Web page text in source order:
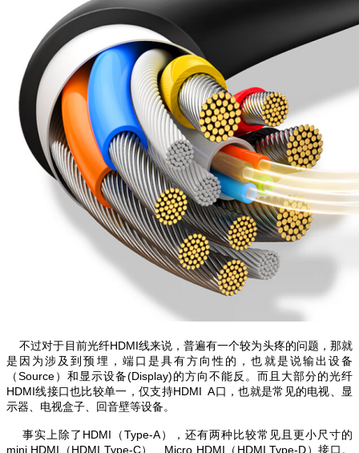
不过对于目前光纤HDMI线来说，普遍有一个较为头疼的问题，那就
是因为涉及到预埋，端口是具有方向性的，也就是说输出设备
（Source）和显示设备(Display)的方向不能反。 而且大部分的光纤
HDMI线接口也比较单一，仅支持HDMI A口，也就是常见的电视、显
示器、电视盒子、回音壁等设备。
事实上除了HDMI（Type-A），还有两种比较常见且更小尺寸的
mini HDMI（HDMI Type-C）、Micro HDMI（HDMI Type-D）接口。